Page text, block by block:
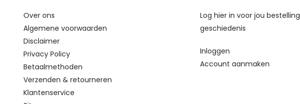
Over ons
Algemene voorwaarden
Disclaimer
Privacy Policy
Betaalmethoden
Verzenden & retourneren
Klantenservice
Log hier in voor jou bestelling
geschiedenis
Inloggen
Account aanmaken